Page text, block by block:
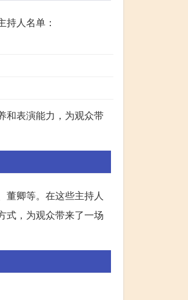
人名单：
和表演能力，为观众带
董卿等。在这些主持人
式，为观众带来了一场